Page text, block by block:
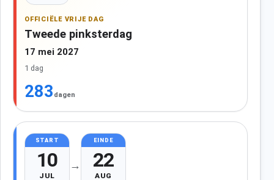
OFFICIËLE VRIJE DAG
Tweede pinksterdag
17 mei 2027
1 dag
283 dagen
START
10
JUL
→
EINDE
22
AUG